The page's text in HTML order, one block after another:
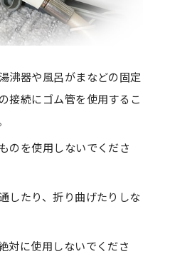
沸器や風呂がまなどの固定
接続にゴム管を使用するこ
のを使用しないでくださ
したり、折り曲げたりしな
対に使用しないでくださ